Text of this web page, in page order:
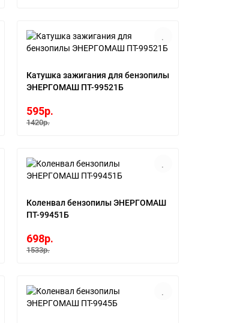
Катушка зажигания для бензопилы
ЭНЕРГОМАШ ПТ-99521Б
595р.
1420р.
Коленвал бензопилы ЭНЕРГОМАШ
ПТ-99451Б
698р.
1533р.